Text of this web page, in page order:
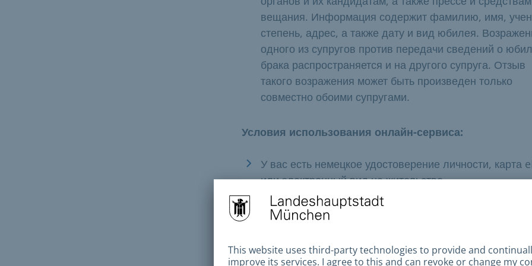
вещания. Информация содержит фамилию, имя,
степень, адрес, а также дату и вид юбилея.
одного из супругов против передачи сведений о
брака распространяется и на другого супруга. Отзыв
такого возражения может быть произведен только
совместно обоими супругами.
Условия использования онлайн-сервиса:
У вас есть немецкое удостоверение личности, карта
или электронный вид на жительство.
Ваша функция электронной идентификации
поддержкой NFC или соответствующее устройство.